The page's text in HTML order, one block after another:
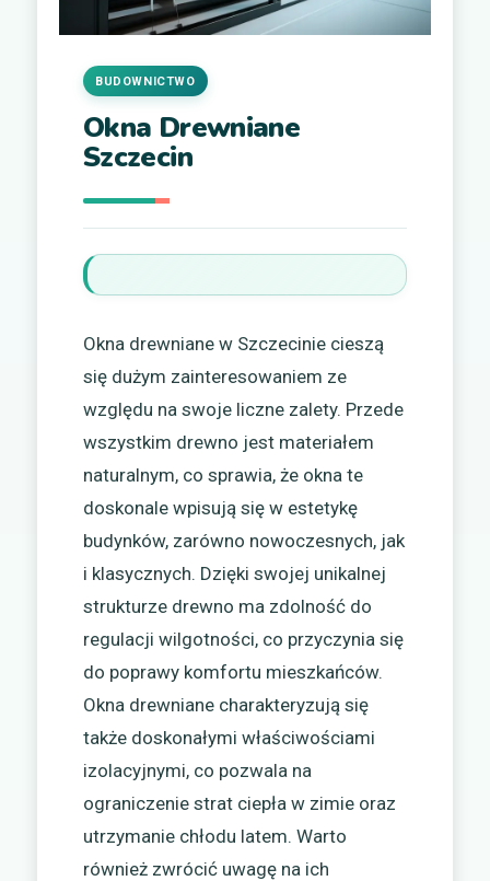
Okna Drewniane
Szczecin
BUDOWNICTWO
Okna drewniane w Szczecinie cieszą
się dużym zainteresowaniem ze
względu na swoje liczne zalety. Przede
wszystkim drewno jest materiałem
naturalnym, co sprawia, że okna te
doskonale wpisują się w estetykę
budynków, zarówno nowoczesnych, jak
i klasycznych. Dzięki swojej unikalnej
strukturze drewno ma zdolność do
regulacji wilgotności, co przyczynia się
do poprawy komfortu mieszkańców.
Okna drewniane charakteryzują się
także doskonałymi właściwościami
izolacyjnymi, co pozwala na
ograniczenie strat ciepła w zimie oraz
utrzymanie chłodu latem. Warto
również zwrócić uwagę na ich